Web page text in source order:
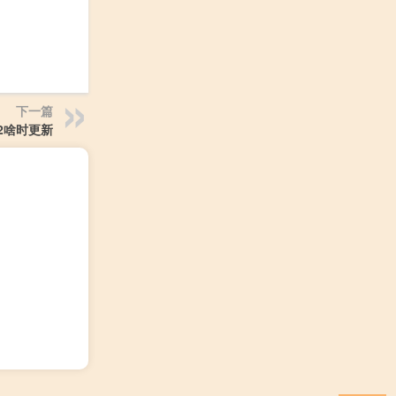
下一篇
时更新